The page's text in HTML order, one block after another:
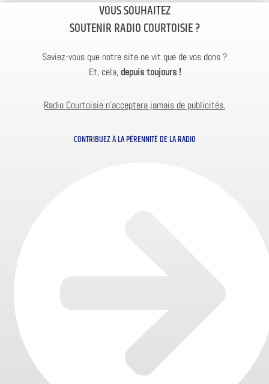
VOUS SOUHAITEZ
SOUTENIR RADIO COURTOISIE ?
Saviez-vous que notre site ne vit que de vos dons ?
Et, cela, depuis toujours !
Radio Courtoisie n’acceptera jamais de publicités.
CONTRIBUEZ À LA PÉRENNITÉ DE LA RADIO